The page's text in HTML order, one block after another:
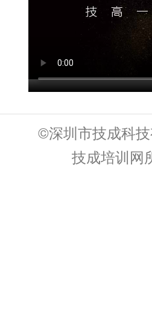
©深圳市技成科
技成培训网